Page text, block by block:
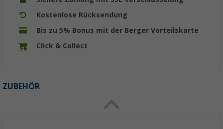
Kostenlose Rücksendung
Bis zu 5% Bonus mit der Berger Vorteilskarte
Click & Collect
ZUBEHÖR